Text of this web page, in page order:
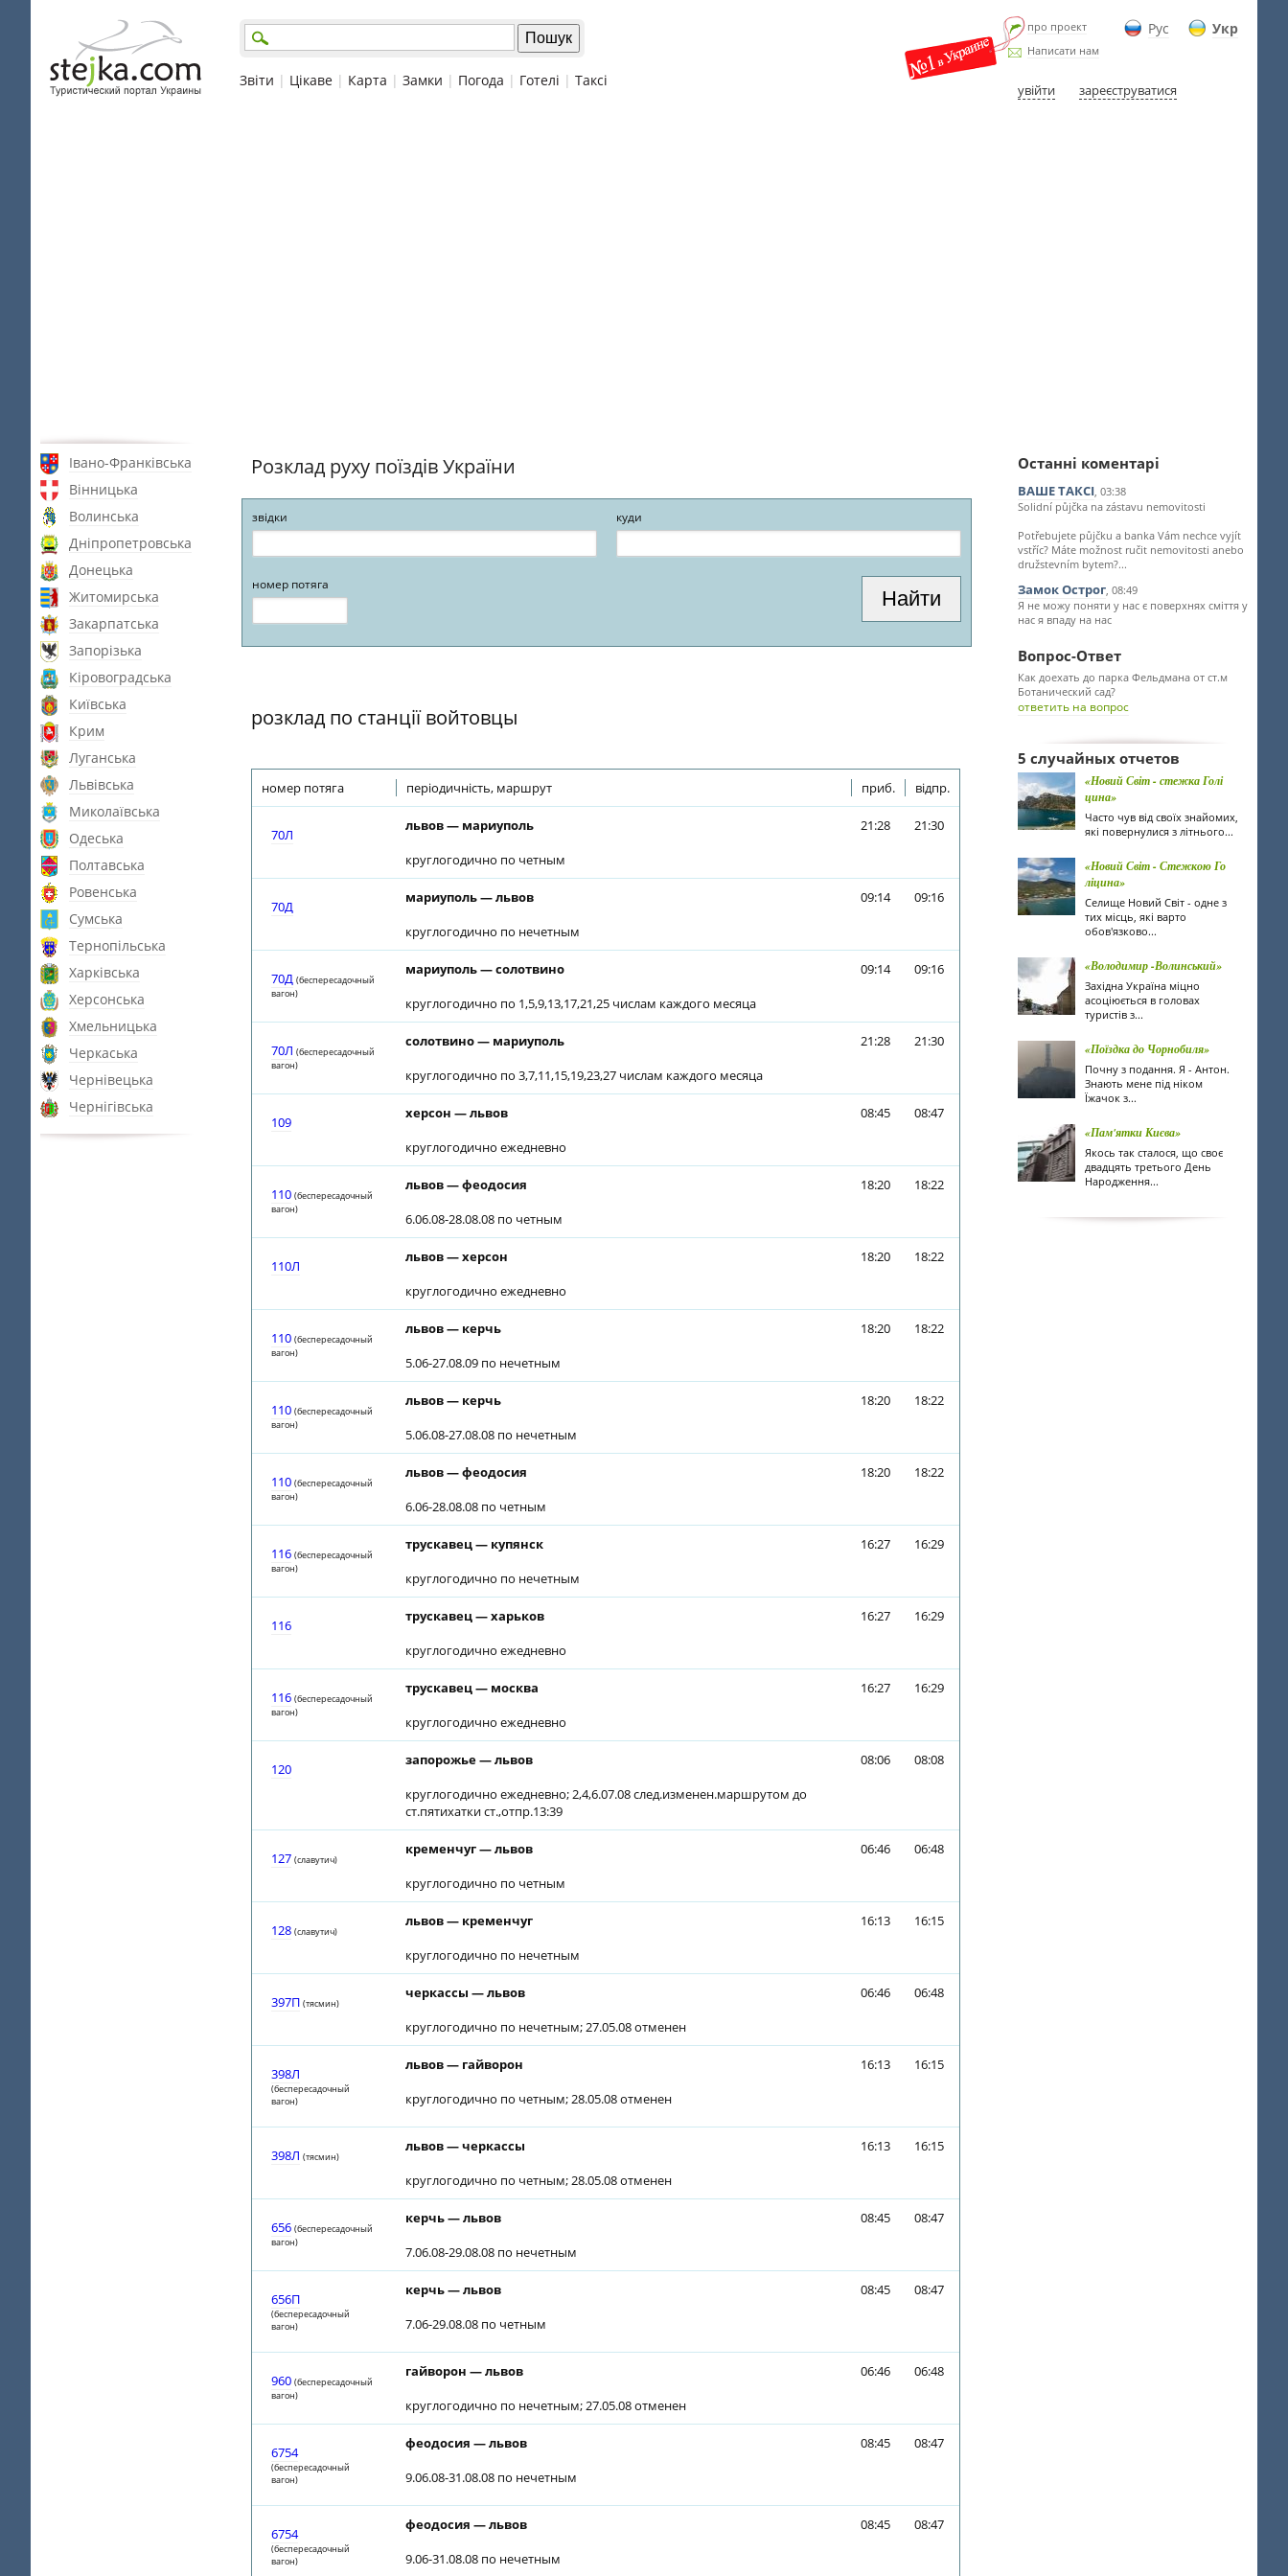
Рус Укр
про проект
Написати нам
увійти зареєструватися
Звіти | Цікаве | Карта | Замки | Погода | Готелі | Таксі
Івано-Франківська
Вінницька
Волинська
Дніпропетровська
Донецька
Житомирська
Закарпатська
Запорізька
Кіровоградська
Київська
Крим
Луганська
Львівська
Миколаївська
Одеська
Полтавська
Ровенська
Сумська
Тернопільська
Харківська
Херсонська
Хмельницька
Черкаська
Чернівецька
Чернігівська
Розклад руху поїздів України
звідки куди
номер потяга
розклад по станції войтовцы
номер потяга періодичність, маршрут приб. відпр.
70Л
львов — мариуполь
круглогодично по четным
21:28 21:30
70Д
мариуполь — львов
круглогодично по нечетным
09:14 09:16
70Д (беспересадочный
вагон)
мариуполь — солотвино
круглогодично по 1,5,9,13,17,21,25 числам каждого месяца
09:14 09:16
70Л (беспересадочный
вагон)
солотвино — мариуполь
круглогодично по 3,7,11,15,19,23,27 числам каждого месяца
21:28 21:30
109
херсон — львов
круглогодично ежедневно
08:45 08:47
110 (беспересадочный
вагон)
львов — феодосия
6.06.08-28.08.08 по четным
18:20 18:22
110Л
львов — херсон
круглогодично ежедневно
18:20 18:22
110 (беспересадочный
вагон)
львов — керчь
5.06-27.08.09 по нечетным
18:20 18:22
110 (беспересадочный
вагон)
львов — керчь
5.06.08-27.08.08 по нечетным
18:20 18:22
110 (беспересадочный
вагон)
львов — феодосия
6.06-28.08.08 по четным
18:20 18:22
116 (беспересадочный
вагон)
трускавец — купянск
круглогодично по нечетным
16:27 16:29
116
трускавец — харьков
круглогодично ежедневно
16:27 16:29
116 (беспересадочный
вагон)
трускавец — москва
круглогодично ежедневно
16:27 16:29
120
запорожье — львов
круглогодично ежедневно; 2,4,6.07.08 след.изменен.маршрутом до
ст.пятихатки ст.,отпр.13:39
08:06 08:08
127 (славутич)
кременчуг — львов
круглогодично по четным
06:46 06:48
128 (славутич)
львов — кременчуг
круглогодично по нечетным
16:13 16:15
397П (тясмин)
черкассы — львов
круглогодично по нечетным; 27.05.08 отменен
06:46 06:48
398Л
(беспересадочный
вагон)
львов — гайворон
круглогодично по четным; 28.05.08 отменен
16:13 16:15
398Л (тясмин)
львов — черкассы
круглогодично по четным; 28.05.08 отменен
16:13 16:15
656 (беспересадочный
вагон)
керчь — львов
7.06.08-29.08.08 по нечетным
08:45 08:47
656П
(беспересадочный
вагон)
керчь — львов
7.06-29.08.08 по четным
08:45 08:47
960 (беспересадочный
вагон)
гайворон — львов
круглогодично по нечетным; 27.05.08 отменен
06:46 06:48
6754
(беспересадочный
вагон)
феодосия — львов
9.06.08-31.08.08 по нечетным
08:45 08:47
6754
(беспересадочный
вагон)
феодосия — львов
9.06-31.08.08 по нечетным
08:45 08:47
Останні коментарі
ВАШЕ ТАКСІ, 03:38
Solidní půjčka na zástavu nemovitosti
Potřebujete půjčku a banka Vám nechce vyjít
vstříc? Máte možnost ručit nemovitosti anebo
družstevním bytem?...
Замок Острог, 08:49
Я не можу поняти у нас є поверхнях сміття у
нас я впаду на нас
Вопрос-Ответ
Как доехать до парка Фельдмана от ст.м
Ботанический сад?
ответить на вопрос
5 случайных отчетов
«Новий Світ - стежка Голі
цина»
Часто чув від своїх знайомих,
які повернулися з літнього...
«Новий Світ - Стежкою Го
ліцина»
Селище Новий Світ - одне з
тих місць, які варто
обов'язково...
«Володимир -Волинський»
Західна Україна міцно
асоціюється в головах
туристів з...
«Поїздка до Чорнобиля»
Почну з подання. Я - Антон.
Знають мене під ніком
Їжачок з...
«Пам'ятки Києва»
Якось так сталося, що своє
двадцять третього День
Народження...